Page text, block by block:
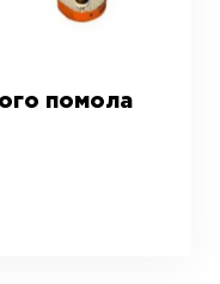
помола